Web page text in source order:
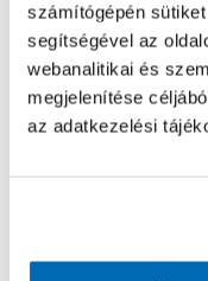
számítógépén
segítségével az
webanalitikai és
megjelenítése
az adatkezelési